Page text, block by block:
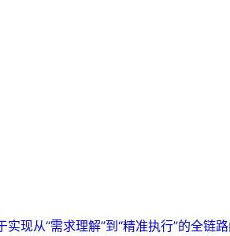
现从“需求理解”到“精准执行”的全链